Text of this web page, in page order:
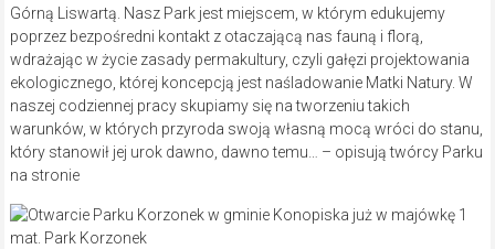
Górną Liswartą. Nasz Park jest miejscem, w którym edukujemy
poprzez bezpośredni kontakt z otaczającą nas fauną i florą,
wdrażając w życie zasady permakultury, czyli gałęzi projektowania
ekologicznego, której koncepcją jest naśladowanie Matki Natury. W
naszej codziennej pracy skupiamy się na tworzeniu takich
warunków, w których przyroda swoją własną mocą wróci do stanu,
który stanowił jej urok dawno, dawno temu… – opisują twórcy Parku
na stronie
mat. Park Korzonek